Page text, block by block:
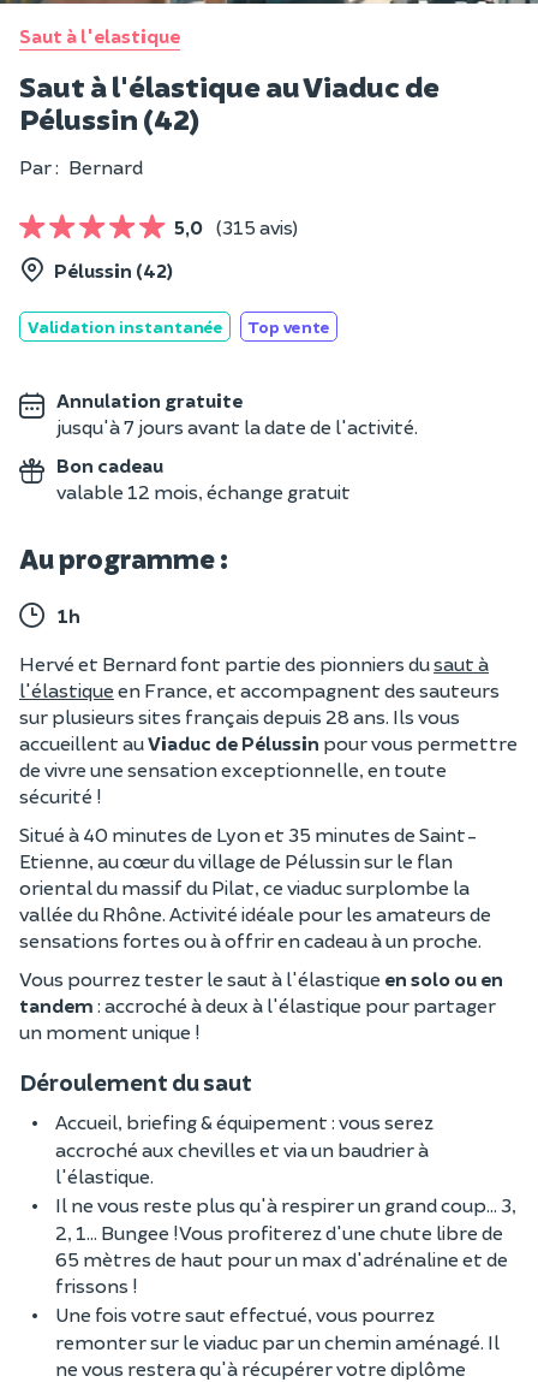
Saut à l'elastique
Saut à l'élastique au Viaduc de
Pélussin (42)
Par : Bernard
5,0 (315 avis)
Pélussin (42)
Validation instantanée Top vente
Annulation gratuite
jusqu'à 7 jours avant la date de l'activité.
Bon cadeau
valable 12 mois, échange gratuit
Au programme :
1h
Hervé et Bernard font partie des pionniers dusaut à
l'élastique en France, et accompagnent des sauteurs
sur plusieurs sites français depuis 28 ans. Ils vous
accueillent auViaduc de Pélussin pour vous permettre
de vivre une sensation exceptionnelle, en toute
sécurité !
Situé à 40 minutes de Lyon et 35 minutes de Saint-
Etienne, au cœur du village de Pélussin sur le flan
oriental du massif du Pilat, ce viaduc surplombe la
vallée du Rhône. Activité idéale pour les amateurs de
sensations fortes ou à offrir en cadeau à un proche.
Vous pourrez tester le saut à l'élastique en solo ou en
tandem : accroché à deux à l'élastique pour partager
un moment unique !
Déroulement du saut
Accueil, briefing & équipement : vous serez
accroché aux chevilles et via un baudrier à
l'élastique.
Il ne vous reste plus qu'à respirer un grand coup… 3,
2, 1… Bungee ! Vous profiterez d'une chute libre de
65 mètres de haut pour un max d'adrénaline et de
frissons !
Une fois votre saut effectué, vous pourrez
remonter sur le viaduc par un chemin aménagé. Il
ne vous restera qu'à récupérer votre diplôme